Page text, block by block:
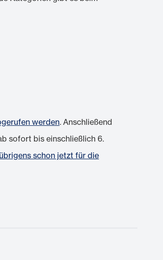
werden. Anschließend
sofort bis einschließlich 6.
schon jetzt für die